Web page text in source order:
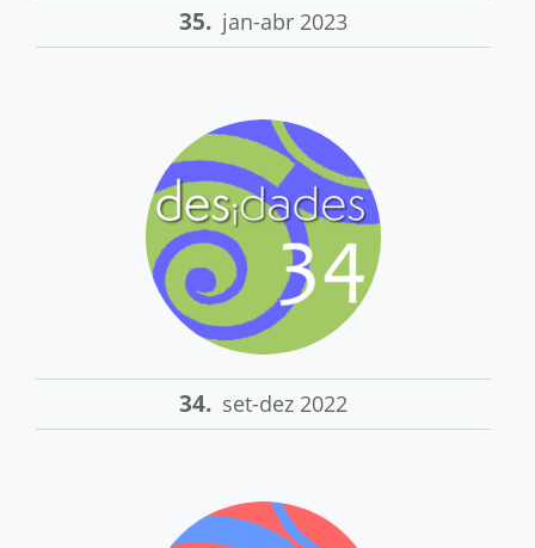
35. jan-abr 2023
34. set-dez 2022